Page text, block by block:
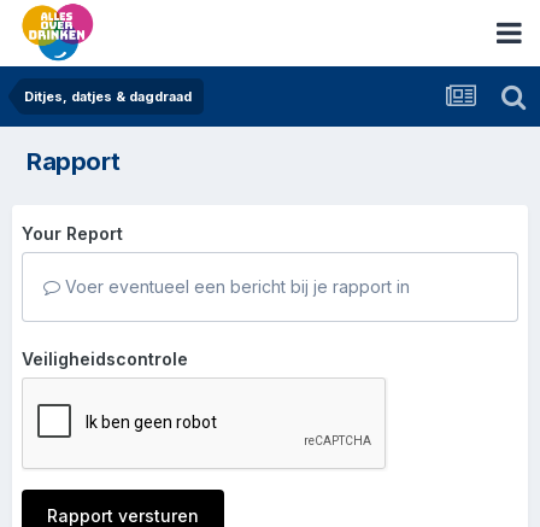
Ditjes, datjes & dagdraad
Rapport
Your Report
Voer eventueel een bericht bij je rapport in
Veiligheidscontrole
Rapport versturen